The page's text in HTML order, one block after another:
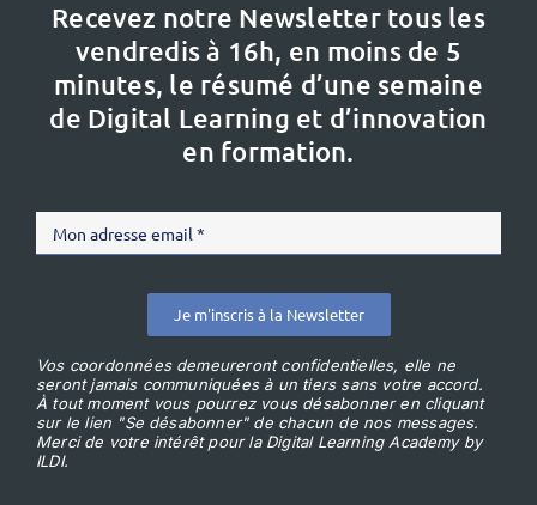
Recevez notre Newsletter tous les
vendredis à 16h, en moins de 5
minutes, le résumé d’une semaine
de Digital Learning et d’innovation
en formation.
Je m'inscris à la Newsletter
Vos coordonnées demeureront confidentielles, elle ne
seront jamais communiquées à un tiers sans votre accord.
À tout moment vous pourrez vous désabonner en cliquant
sur le lien "Se désabonner" de chacun de nos messages.
Merci de votre intérêt pour la Digital Learning Academy by
ILDI.